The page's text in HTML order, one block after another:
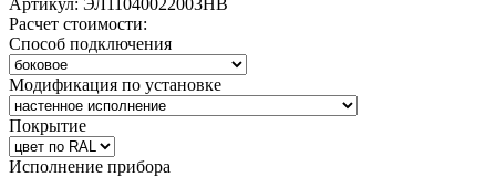
Расчет стоимости:
Способ подключения
Модификация по установке
Покрытие
Исполнение прибора